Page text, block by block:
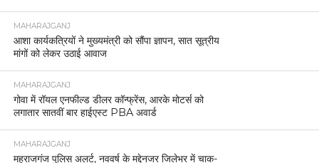
MAHARAJGANJ
आशा कार्यकत्रियों ने मुख्यमंत्री को सौंपा ज्ञापन, सात सूत्रीय
मांगों को लेकर उठाई आवाज
MAHARAJGANJ
गोवा में रॉयल एनफील्ड डीलर कॉन्फ्रेंस, आरके मोटर्स को
लगातार सातवीं बार हाईएस्ट PBA अवार्ड
MAHARAJGANJ
महराजगंज पुलिस अलर्ट, नववर्ष के मद्देनजर जिलेभर में चाक-